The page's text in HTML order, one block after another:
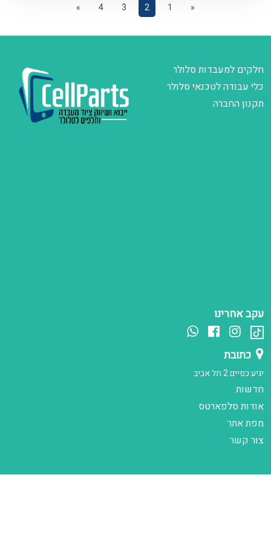
«
1
2
3
4
»
עקב אחרינו
כתובת
יגיע כפיים 2 תל אביב
חדשות
אודות סלפארטס
מפת אתר
צור קשר
חלקים למעבדות סלולר
כלי עבודה לטכנאי סלולר
תקנון החברה